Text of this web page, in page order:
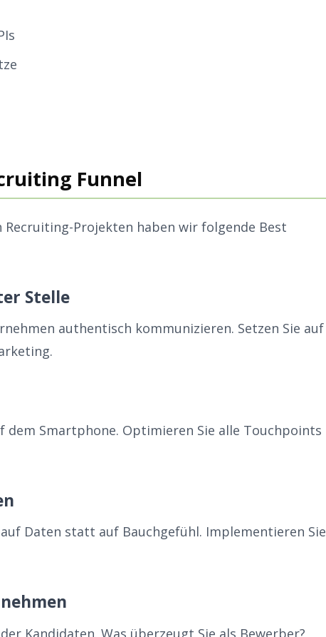
Funnel
Projekten haben wir folgende Best
Stelle
authentisch kommunizieren. Setzen Sie auf
dem Smartphone. Optimieren Sie alle Touchpoints
Daten statt auf Bauchgefühl. Implementieren Sie
Kandidaten. Was überzeugt Sie als Bewerber?